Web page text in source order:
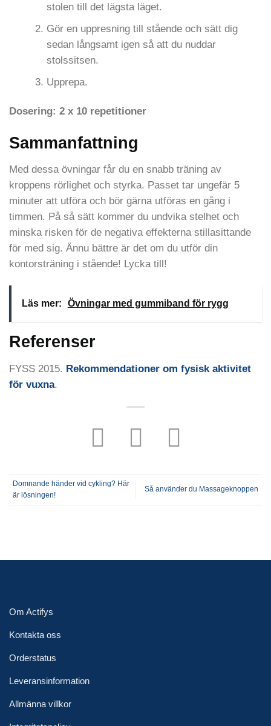
stolen till det lägsta läget.
Gör en uppresning till stående och sätt dig
sedan långsamt igen så att du nuddar
stolssitsen.
Upprepa.
Dosering: 2 x 10 repetitioner
Sammanfattning
Med dessa övningar får du en snabb träning av
kroppens rörlighet och styrka. Passet tar ungefär 5
minuter att utföra och bör gärna utföras en gång i
timmen. På så sätt kommer du undvika stelhet och
minska risken för de negativa effekterna stillasittande
för med sig. Ännu bättre är det om du utför din
kontorsträning i stående! Lycka till!
Läs mer: Övningar med gummiband för rygg
Referenser
FYSS 2015. Rekommendationer om fysisk aktivitet
för vuxna.
Domnande händer vid cykling? Här
är lösningen!
Så använder du Massageknoppen
Om Actifys
Kontakta oss
Orderstatus
Leveransinformation
Allmänna villkor